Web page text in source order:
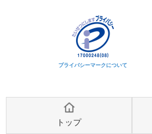
プライバシーマークについて
トップ